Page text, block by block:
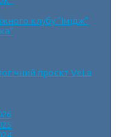
клубу “Імідж”
проєкт VeLa